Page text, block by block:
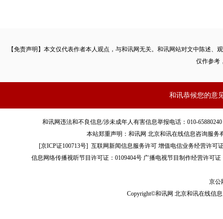
【免责声明】本文仅代表作者本人观点，与和讯网无关。和讯网站对文中陈述
仅作参考
和讯恭候您的意
和讯网违法和不良信息/涉未成年人有害信息举报电话：010-
本站郑重声明：和讯网 北京和讯在线信息咨询服
[京ICP证100713号]互联网新闻信息服务许可 增值电信业务经营许可
信息网络传播视听节目许可证：0109404号 广播电视节目制作经营许可证
京公
Copyright©和讯网 北京和讯在线信